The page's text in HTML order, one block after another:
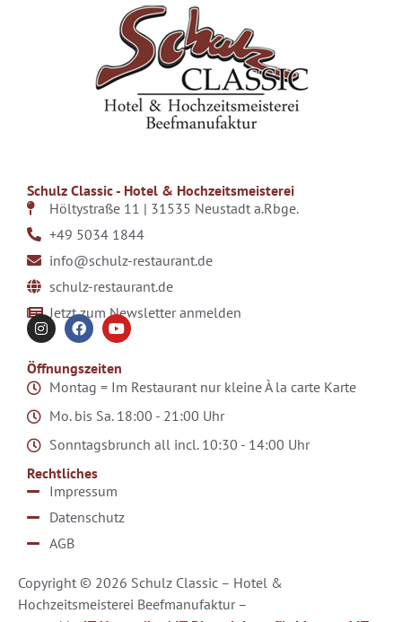
Schulz Classic - Hotel & Hochzeitsmeisterei
Höltystraße 11 | 31535 Neustadt a.Rbge.
+49 5034 1844
info@schulz-restaurant.de
schulz-restaurant.de
Jetzt zum Newsletter anmelden
Öffnungszeiten
Montag = Im Restaurant nur kleine À la carte Karte
Mo. bis Sa. 18:00 - 21:00 Uhr
Sonntagsbrunch all incl. 10:30 - 14:00 Uhr
Rechtliches
Impressum
Datenschutz
AGB
Copyright © 2026 Schulz Classic – Hotel &
Hochzeitsmeisterei Beefmanufaktur –